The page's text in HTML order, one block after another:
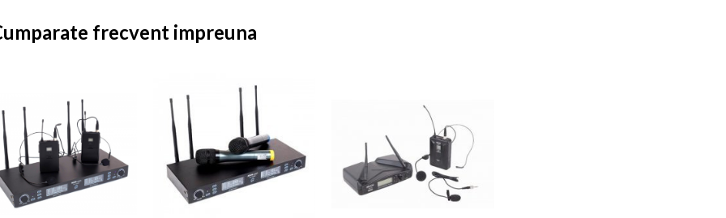
frecvent impreuna